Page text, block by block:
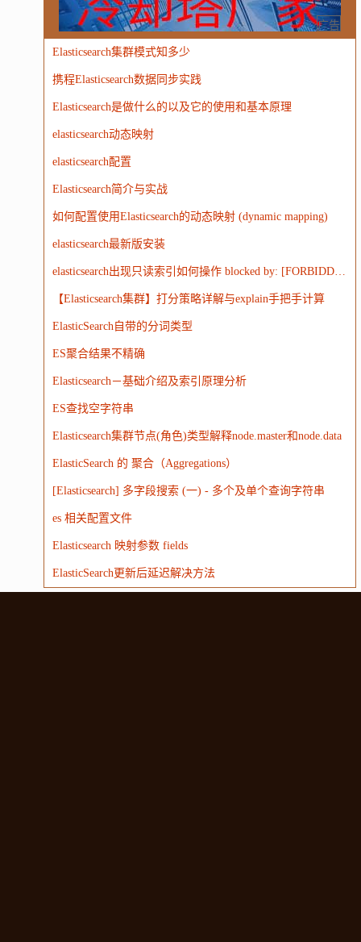
MongoDB 运营 Python MemCache 硬件
电子 娱乐 设计 摄影
WordPress HTTP 团建
广告
Elasticsearch集群模式知多少
携程Elasticsearch数据同步实践
Elasticsearch是做什么的以及它的使用和基本原理
elasticsearch动态映射
elasticsearch配置
Elasticsearch简介与实战
如何配置使用Elasticsearch的动态映射 (dynamic mapping)
elasticsearch最新版安装
elasticsearch出现只读索引如何操作 blocked by: [FORBIDDEN/12/index read-only / allow delete (api)];')
【Elasticsearch集群】打分策略详解与explain手把手计算
ElasticSearch自带的分词类型
ES聚合结果不精确
Elasticsearch－基础介绍及索引原理分析
ES查找空字符串
Elasticsearch集群节点(角色)类型解释node.master和node.data
ElasticSearch 的 聚合（Aggregations）
[Elasticsearch] 多字段搜索 (一) - 多个及单个查询字符串
es 相关配置文件
Elasticsearch 映射参数 fields
ElasticSearch更新后延迟解决方法